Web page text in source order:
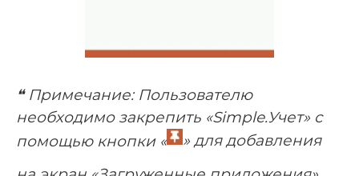
❝ Примечание: Пользователю
необходимо закрепить «Simple.Учет» с
помощью кнопки «
» для добавления